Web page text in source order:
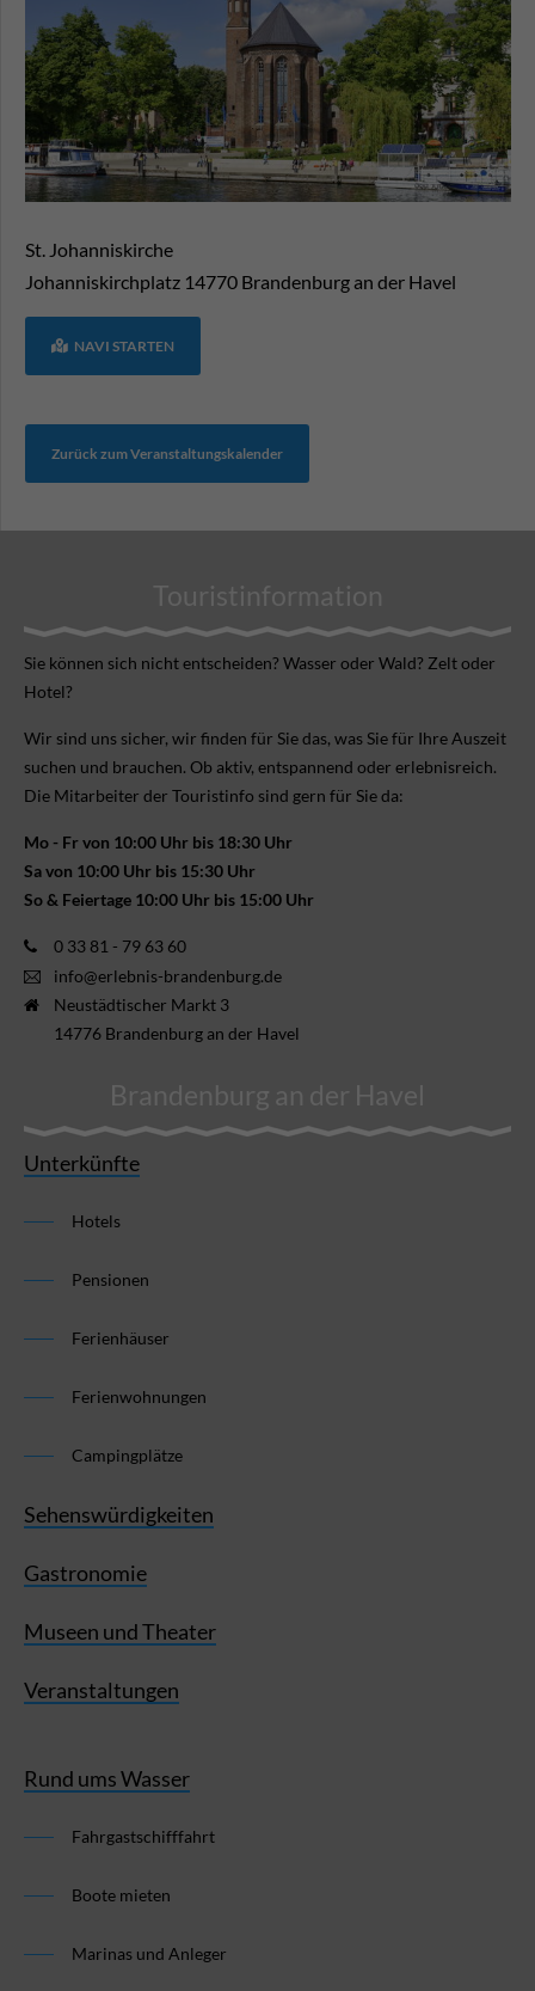
St. Johanniskirche
Johanniskirchplatz 14770 Brandenburg an der Havel
NAVI STARTEN
Zurück zum Veranstaltungskalender
Touristinformation
Sie können sich nicht ent­scheiden? Wasser oder Wald? Zelt oder
Hotel?
Wir sind uns sicher, wir finden für Sie das, was Sie für Ihre Aus­zeit
suchen und brauchen. Ob aktiv, ent­spannend oder erlebnis­reich.
Die Mitarbeiter der Touristinfo sind gern für Sie da:
Mo - Fr von 10:00 Uhr bis 18:30 Uhr
Sa von 10:00 Uhr bis 15:30 Uhr
So & Feiertage 10:00 Uhr bis 15:00 Uhr
0 33 81 - 79 63 60
info@erlebnis-brandenburg.de
Neustädtischer Markt 3
14776 Brandenburg an der Havel
Brandenburg an der Havel
Unterkünfte
Hotels
Pensionen
Ferienhäuser
Ferienwohnungen
Campingplätze
Sehenswürdigkeiten
Gastronomie
Museen und Theater
Veranstaltungen
Rund ums Wasser
Fahrgastschifffahrt
Boote mieten
Marinas und Anleger